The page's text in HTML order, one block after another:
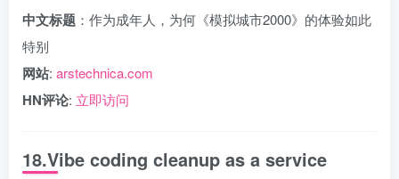
中文标题 ：作为成年人，为何《模拟城市2000》的体验如此
特别
网站: arstechnica.com
HN评论: 立即访问
18.Vibe coding cleanup as a service